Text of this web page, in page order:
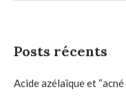
Posts récents
Acide azélaïque et